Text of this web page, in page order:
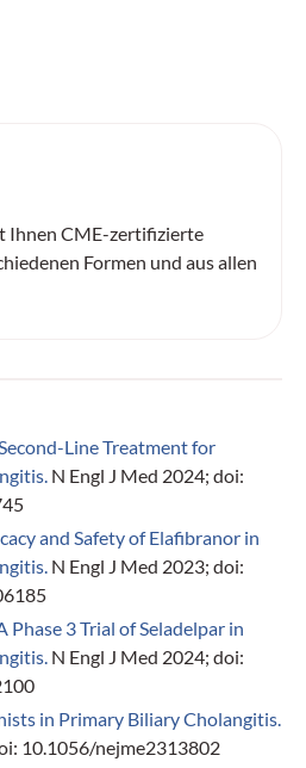
Ihnen CME-zertifizierte
Formen und aus allen
Line Treatment for
N Engl J Med 2024; doi:
and Safety of Elafibranor in
N Engl J Med 2023; doi:
Phase 3 Trial of Seladelpar in
N Engl J Med 2024; doi:
in Primary Biliary Cholangitis.
10.1056/nejme2313802